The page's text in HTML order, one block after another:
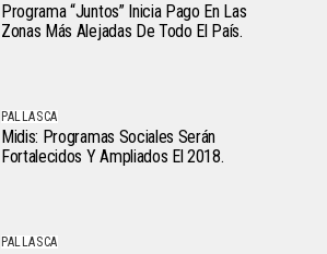
Programa “Juntos” Inicia Pago En Las
Zonas Más Alejadas De Todo El País.
PALLASCA
Midis: Programas Sociales Serán
Fortalecidos Y Ampliados El 2018.
PALLASCA